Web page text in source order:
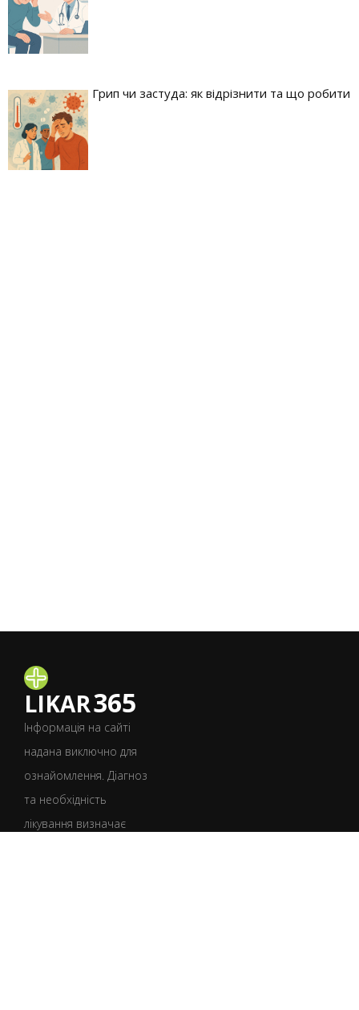
Грип чи застуда: як відрізнити та що робити
LIKAR365
Інформація на сайті
надана виключно для
ознайомлення. Діагноз
та необхідність
лікування визначає